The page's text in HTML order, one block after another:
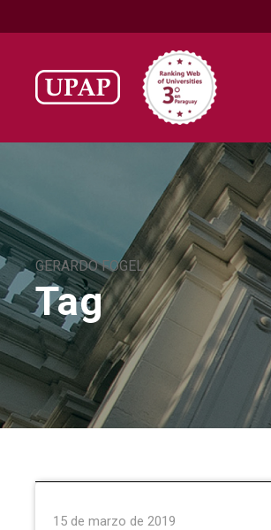
GERARDO FOGEL
Tag
15 de marzo de 2019